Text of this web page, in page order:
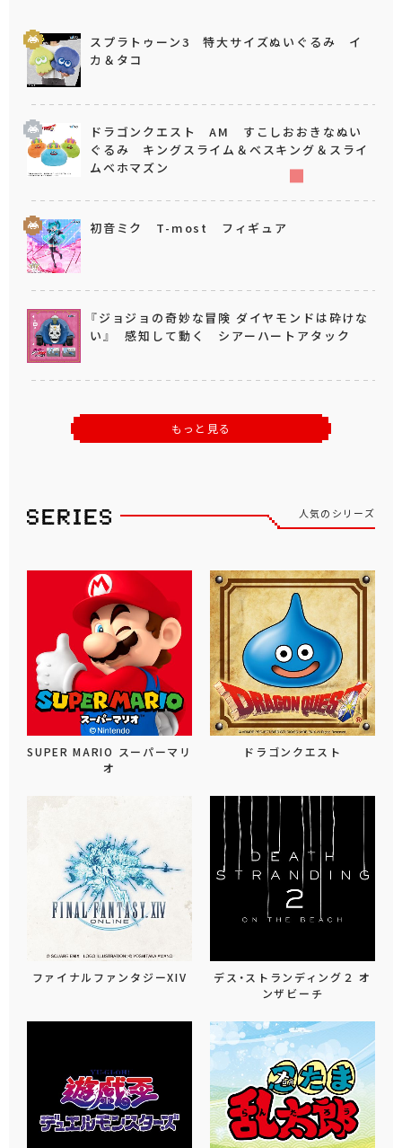
スプラトゥーン3 特大サイズぬいぐるみ イ
カ＆タコ
ドラゴンクエスト AM すこしおおきなぬい
ぐるみ キングスライム＆ベスキング＆スライ
ムベホマズン
初音ミク T-most フィギュア
『ジョジョの奇妙な冒険 ダイヤモンドは砕けな
い』 感知して動く シアーハートアタック
もっと見る
人気のシリーズ
SUPER MARIO スーパーマリ
オ
ドラゴンクエスト
ファイナルファンタジーXIV
デス・ストランディング２ オ
ンザビーチ